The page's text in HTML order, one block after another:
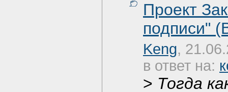
Проект
подписи"
Keng,
в ответ на:
> Тогда